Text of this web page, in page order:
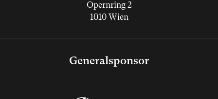
Generalsponsor
Opernring 2
1010 Wien